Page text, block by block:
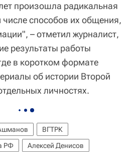
произошла радикальная
числе способов их общения,
– отметил журналист,
результаты работы
в коротком формате
об истории Второй
личностях.
ВГТРК
РФ
Алексей Денисов